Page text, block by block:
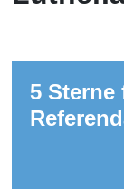
5 Sterne